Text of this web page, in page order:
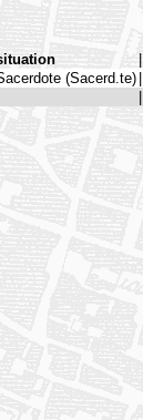
|
(Sacerd.te) |
|